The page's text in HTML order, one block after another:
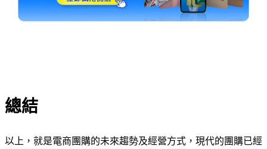
總結
以上，就是電商團購的未來趨勢及經營方式，現代的團購已經